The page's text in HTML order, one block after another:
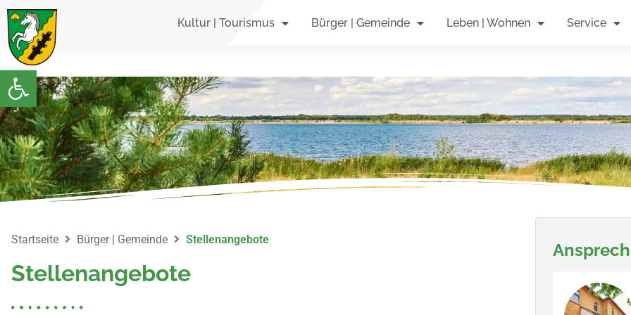
Werkzeugleiste öffnen
Kurzumfrage zur Löbnitzer Plauderbank - Ihre Meinung ist gefragt! Hier
Kultur | Tourismus Bürger | Gemeinde Leben | Wohnen Service
Startseite Bürger | Gemeinde Stellenangebote
Stellenangebote